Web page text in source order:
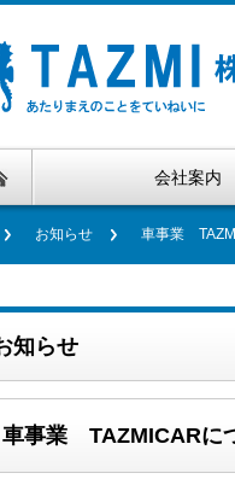
会社案内
お知らせ 車事業
知らせ
車事業 TAZMICARに